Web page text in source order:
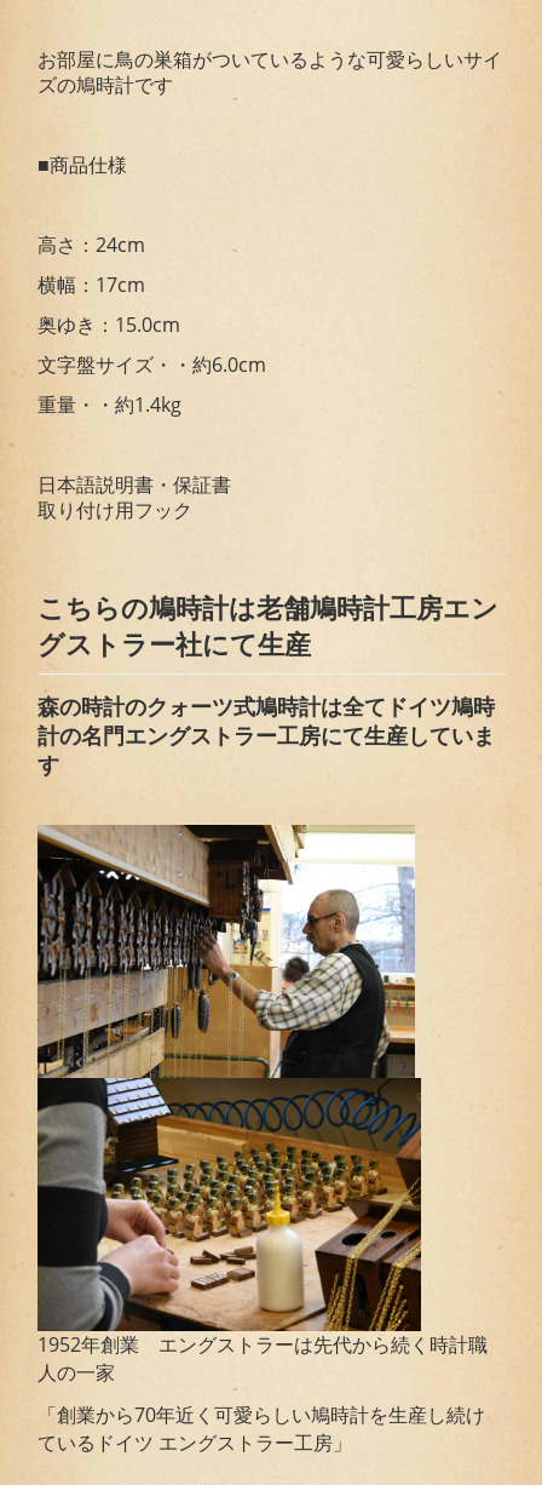
お部屋に鳥の巣箱がついているような可愛らしいサイ
ズの鳩時計です
■商品仕様
高さ：24cm
横幅：17cm
奥ゆき：15.0cm
文字盤サイズ・・約6.0cm
重量・・約1.4kg
日本語説明書・保証書
取り付け用フック
こちらの鳩時計は老舗鳩時計工房エン
グストラー社にて生産
森の時計のクォーツ式鳩時計は全てドイツ鳩時
計の名門エングストラー工房にて生産していま
す
1952年創業 エングストラーは先代から続く時計職
人の一家
「創業から70年近く可愛らしい鳩時計を生産し続け
ているドイツ エングストラー工房」